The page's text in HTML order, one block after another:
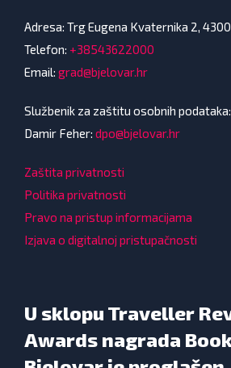
Adresa: Trg Eugena Kvaternika 2,
Telefon: +38543622000
Email: grad@bjelovar.hr
Službenik za zaštitu osobnih podataka:
Damir Feher: dpo@bjelovar.hr
Zaštita privatnosti
Politika privatnosti
Pravo na pristup informacijama
Izjava o digitalnoj pristupačnosti
U sklopu Traveller
Awards nagrada